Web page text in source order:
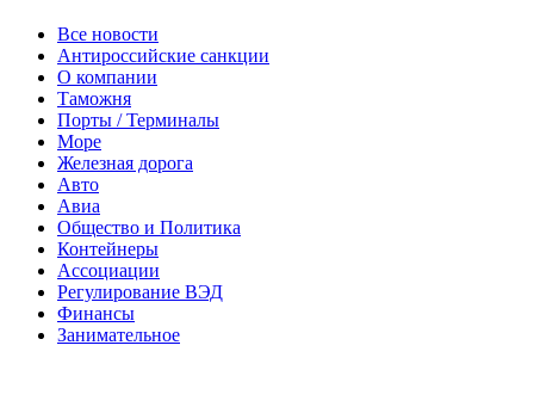
Все новости
Антироссийские санкции
О компании
Таможня
Порты / Терминалы
Море
Железная дорога
Авто
Авиа
Общество и Политика
Контейнеры
Ассоциации
Регулирование ВЭД
Финансы
Занимательное